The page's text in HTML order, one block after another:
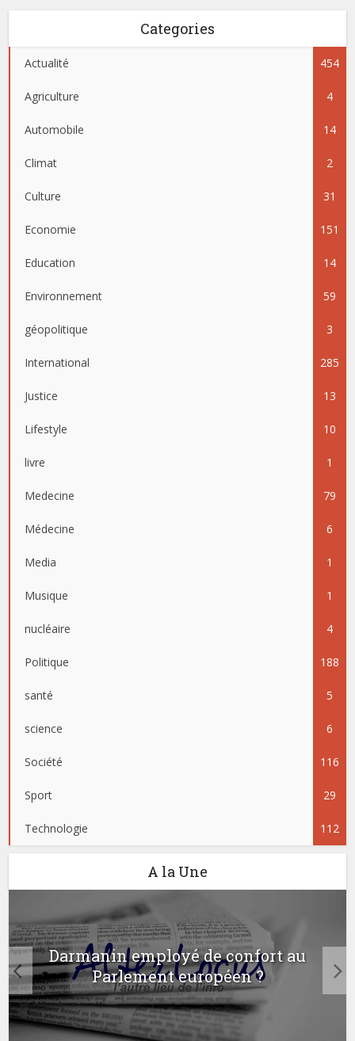
Categories
Actualité 454
Agriculture 4
Automobile 14
Climat 2
Culture 31
Economie 151
Education 14
Environnement 59
géopolitique 3
International 285
Justice 13
Lifestyle 10
livre 1
Medecine 79
Médecine 6
Media 1
Musique 1
nucléaire 4
Politique 188
santé 5
science 6
Société 116
Sport 29
Technologie 112
A la Une
Darmanin employé de confort au
Parlement européen ?